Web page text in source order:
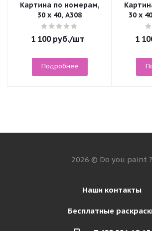
Картина по номерам,
30 x 40, A308
1 100руб./шт
Подробнее
30 x
1
2026 © Do you paint ?
Наши контакты
Бесплатные